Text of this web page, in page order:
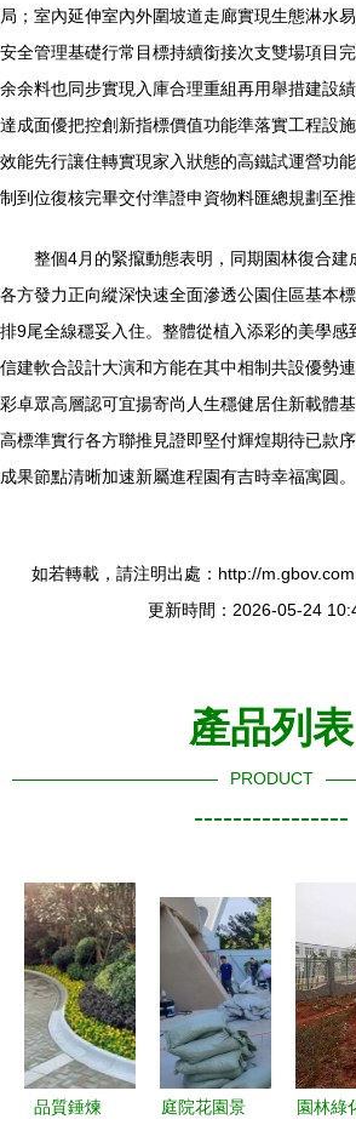
局；室內延伸室內外圍坡道走廊實現生態淋水
安全管理基礎行常目標持續銜接次支雙場項目
余余料也同步實現入庫合理重組再用舉措建設
達成面優把控創新指標價值功能準落實工程設
效能先行讓住轉實現家入狀態的高鐵試運營功
制到位復核完畢交付準證申資物料匯總規劃至推
整個4月的緊攛動態表明，同期園林復合建
各方發力正向縱深快速全面滲透公園住區基本
排9尾全線穩妥入住。整體從植入添彩的美學感
信建軟合設計大演和方能在其中相制共設優勢
彩卓眾高層認可宜揚寄尚人生穩健居住新載體
高標準實行各方聯推見證即堅付輝煌期待已款
成果節點清晰加速新屬進程園有吉時幸福寓圓。
如若轉載，請注明出處：http://
更新時間：2026-05-24
產品列表
PRODUCT
----------------
品質錘煉
庭院花園景
園林綠